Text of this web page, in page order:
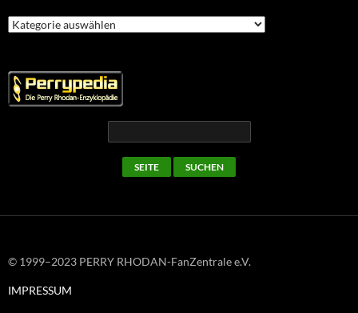
Kategorien
© 1999–2023 PERRY RHODAN-FanZentrale e.V.
IMPRESSUM